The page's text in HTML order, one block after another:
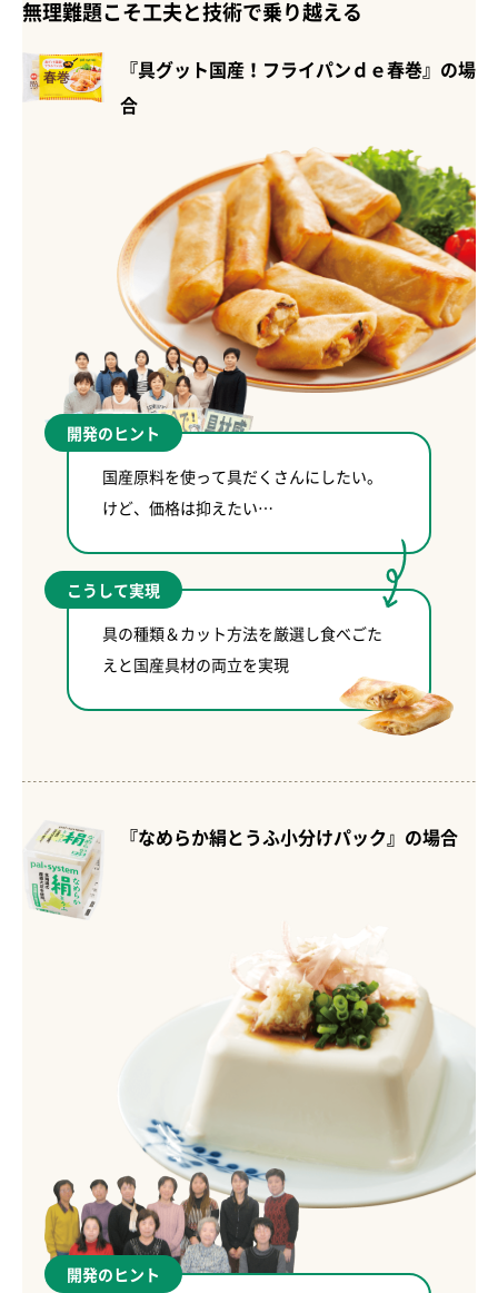
無理難題こそ工夫と技術で乗り越える
『具グット国産！フライパンｄｅ春巻』の場
合
開発のヒント
国産原料を使って具だくさんにしたい。
けど、価格は抑えたい…
こうして実現
具の種類＆カット方法を厳選し食べごた
えと国産具材の両立を実現
『なめらか絹とうふ小分けパック』の場合
開発のヒント